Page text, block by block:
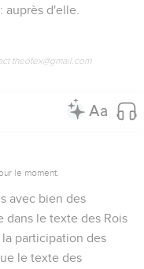
auprès d'elle
theotex@gmail.com
le moment.
avec bien des
dans le texte des Rois
participation des
le texte des